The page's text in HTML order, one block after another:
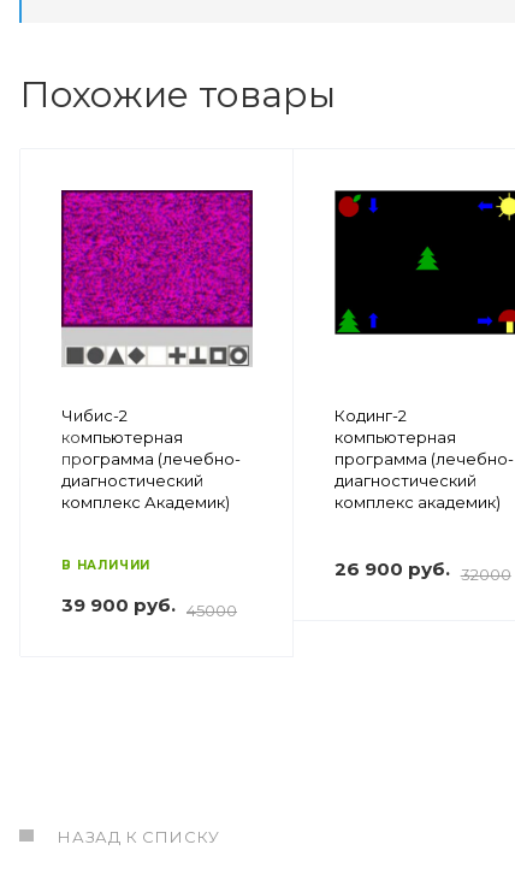
Похожие товары
Чибис-2
компьютерная
программа (лечебно-
диагностический
комплекс Академик)
В НАЛИЧИИ
39 900 руб. 45000
Кодинг-2
компьютерная
программа (лечебно-
диагностический
комплекс академик)
26 900 руб. 32000
НАЗАД К СПИСКУ